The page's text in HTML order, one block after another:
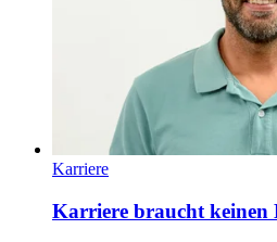
Karriere
Karriere braucht keinen